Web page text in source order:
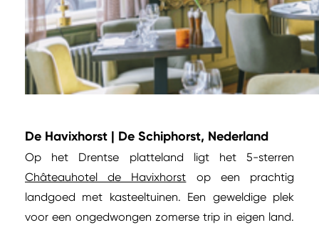
De Havixhorst | De Schiphorst, Nederland
Op het Drentse platteland ligt het 5-sterren
Châteauhotel de Havixhorst op een prachtig
landgoed met kasteeltuinen. Een geweldige plek
voor een ongedwongen zomerse trip in eigen land.